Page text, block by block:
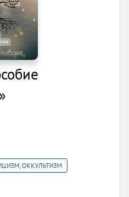
ОККУЛЬТИЗМ